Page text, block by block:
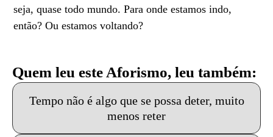
seja, quase todo mundo. Para onde estamos indo,
então? Ou estamos voltando?
Quem leu este Aforismo, leu também:
Tempo não é algo que se possa deter, muito
menos reter